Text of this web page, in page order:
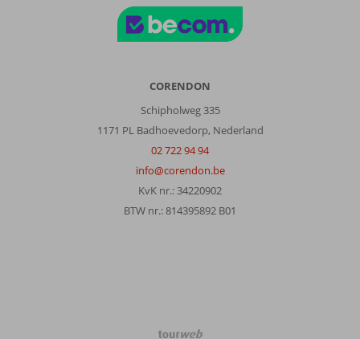
CORENDON
Schipholweg 335
1171 PL Badhoevedorp, Nederland
02 722 94 94
info@corendon.be
KvK nr.: 34220902
BTW nr.: 814395892 B01